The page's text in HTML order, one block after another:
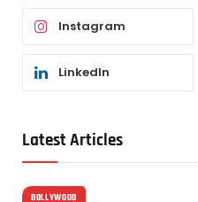
Instagram
LinkedIn
Latest Articles
BOLLYWOOD